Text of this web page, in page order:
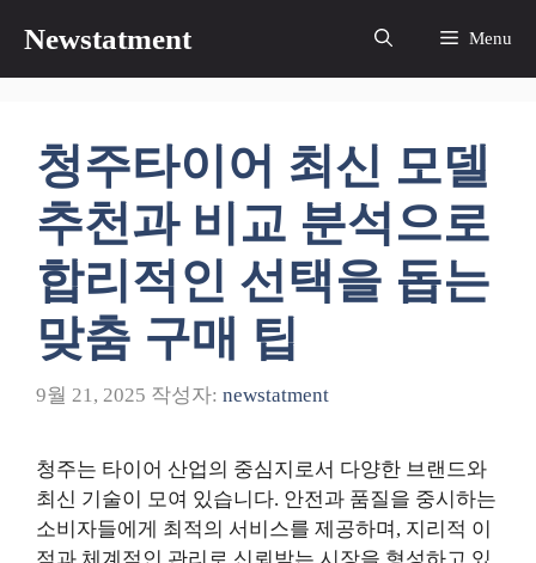
츠
Newstatment Menu
청주타이어 최신 모델
추천과 비교 분석으로
합리적인 선택을 돕는
맞춤 구매 팁
9월 21, 2025 작성자: newstatment
청주는 타이어 산업의 중심지로서 다양한 브랜드와
최신 기술이 모여 있습니다. 안전과 품질을 중시하는
소비자들에게 최적의 서비스를 제공하며, 지리적 이
점과 체계적인 관리로 신뢰받는 시장을 형성하고 있